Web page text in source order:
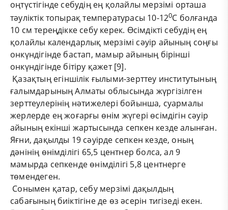
оңтүстігінде себудің ең қолайлы мерзімі орташа
тәуліктік топырақ температурасы 10-120С болғанда
10 см тереңдікке себу керек. Өсімдікті себудің ең
қолайлы календарлық мерзімі сәуір айының соңғы
онкүндігінде бастап, мамыр айының бірінші
онкүндігінде бітіру қажет [9].
Қазақтың егіншілік ғылыми-зерттеу институтының
ғалымдарының Алматы облысында жүргізілген
зерттеулерінің нәтижелері бойынша, суармалы
жерлерде ең жоғарғы өнім жүгері өсімдігін сәуір
айының екінші жартысында сепкен кезде алынған.
Яғни, дақылды 19 сәуірде сепкен кезде, оның
дәнінің өнімділігі 65,5 центнер болса, ал 9
мамырда сепкенде өнімділігі 5,8 центнерге
төмендеген.
Сонымен қатар, себу мерзімі дақылдың
сабағының биіктігіне де өз әсерін тигізеді екен.